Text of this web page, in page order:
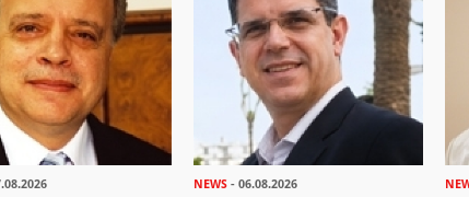
vous êtes allés proposer pour la nième fois des solutions
tout à fait crédible et défendable. J'espère que les
doivent être satisfaite et que celui-ci n'a plus aucune
NEWS - 06.08.2026